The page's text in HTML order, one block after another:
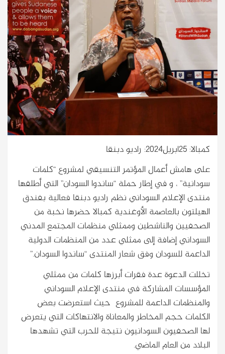
كمبالا: 25ابريل2024: راديو دبنقا
على هامش أعمال المؤتمر التنسيقي لمشروع “كلمات
سودانية” ، و في إطار حملة “ساندوا السودان” التي أطلقها
منتدى الإعلام السوداني نظم راديو دبنقا فعالية بفندق
الهيلتون بالعاصمة الأوغندية كمبالا حضرها نخبة من
الصحفيين والناشطين وممثلي منظمات المجتمع المدني
السوداني إضافة إلى ممثلي عدد من المنظمات الدولية
الداعمة للسودان وفق شعار المنتدى “ساندوا السودان.”
تخللت الدعوة عدة فقرات أبرزها كلمات من ممثلي
المؤسسات المشاركة في منتدى الإعلام السوداني
والمنظمات الداعمة للمشروع حيث استعرضت بعض
الكلمات حجم المخاطر والمعاناة والانتهاكات التي يتعرض
لها الصحفيون السودانيون نتيجة للحرب التي تشهدها
البلاد من العام الماضي.